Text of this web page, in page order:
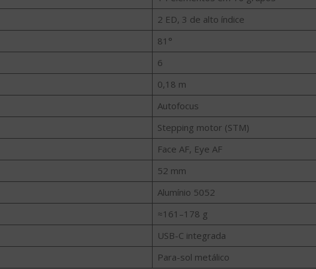
2 ED, 3 de alto índice
81°
6
0,18 m
Autofocus
Stepping motor (STM)
Face AF, Eye AF
52 mm
Alumínio 5052
≈161–178 g
USB-C integrada
Para-sol metálico